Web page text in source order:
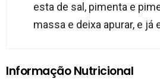
esta de sal, pimenta e
massa e deixa apurar, e já
Informação Nutricional